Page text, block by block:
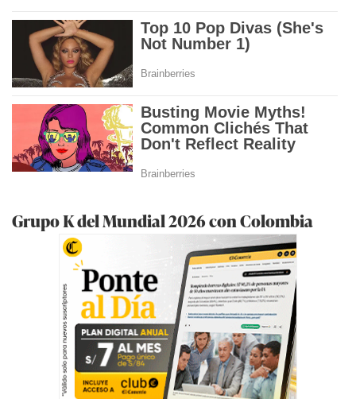
Grupo K del Mundial 2026 con Colombia